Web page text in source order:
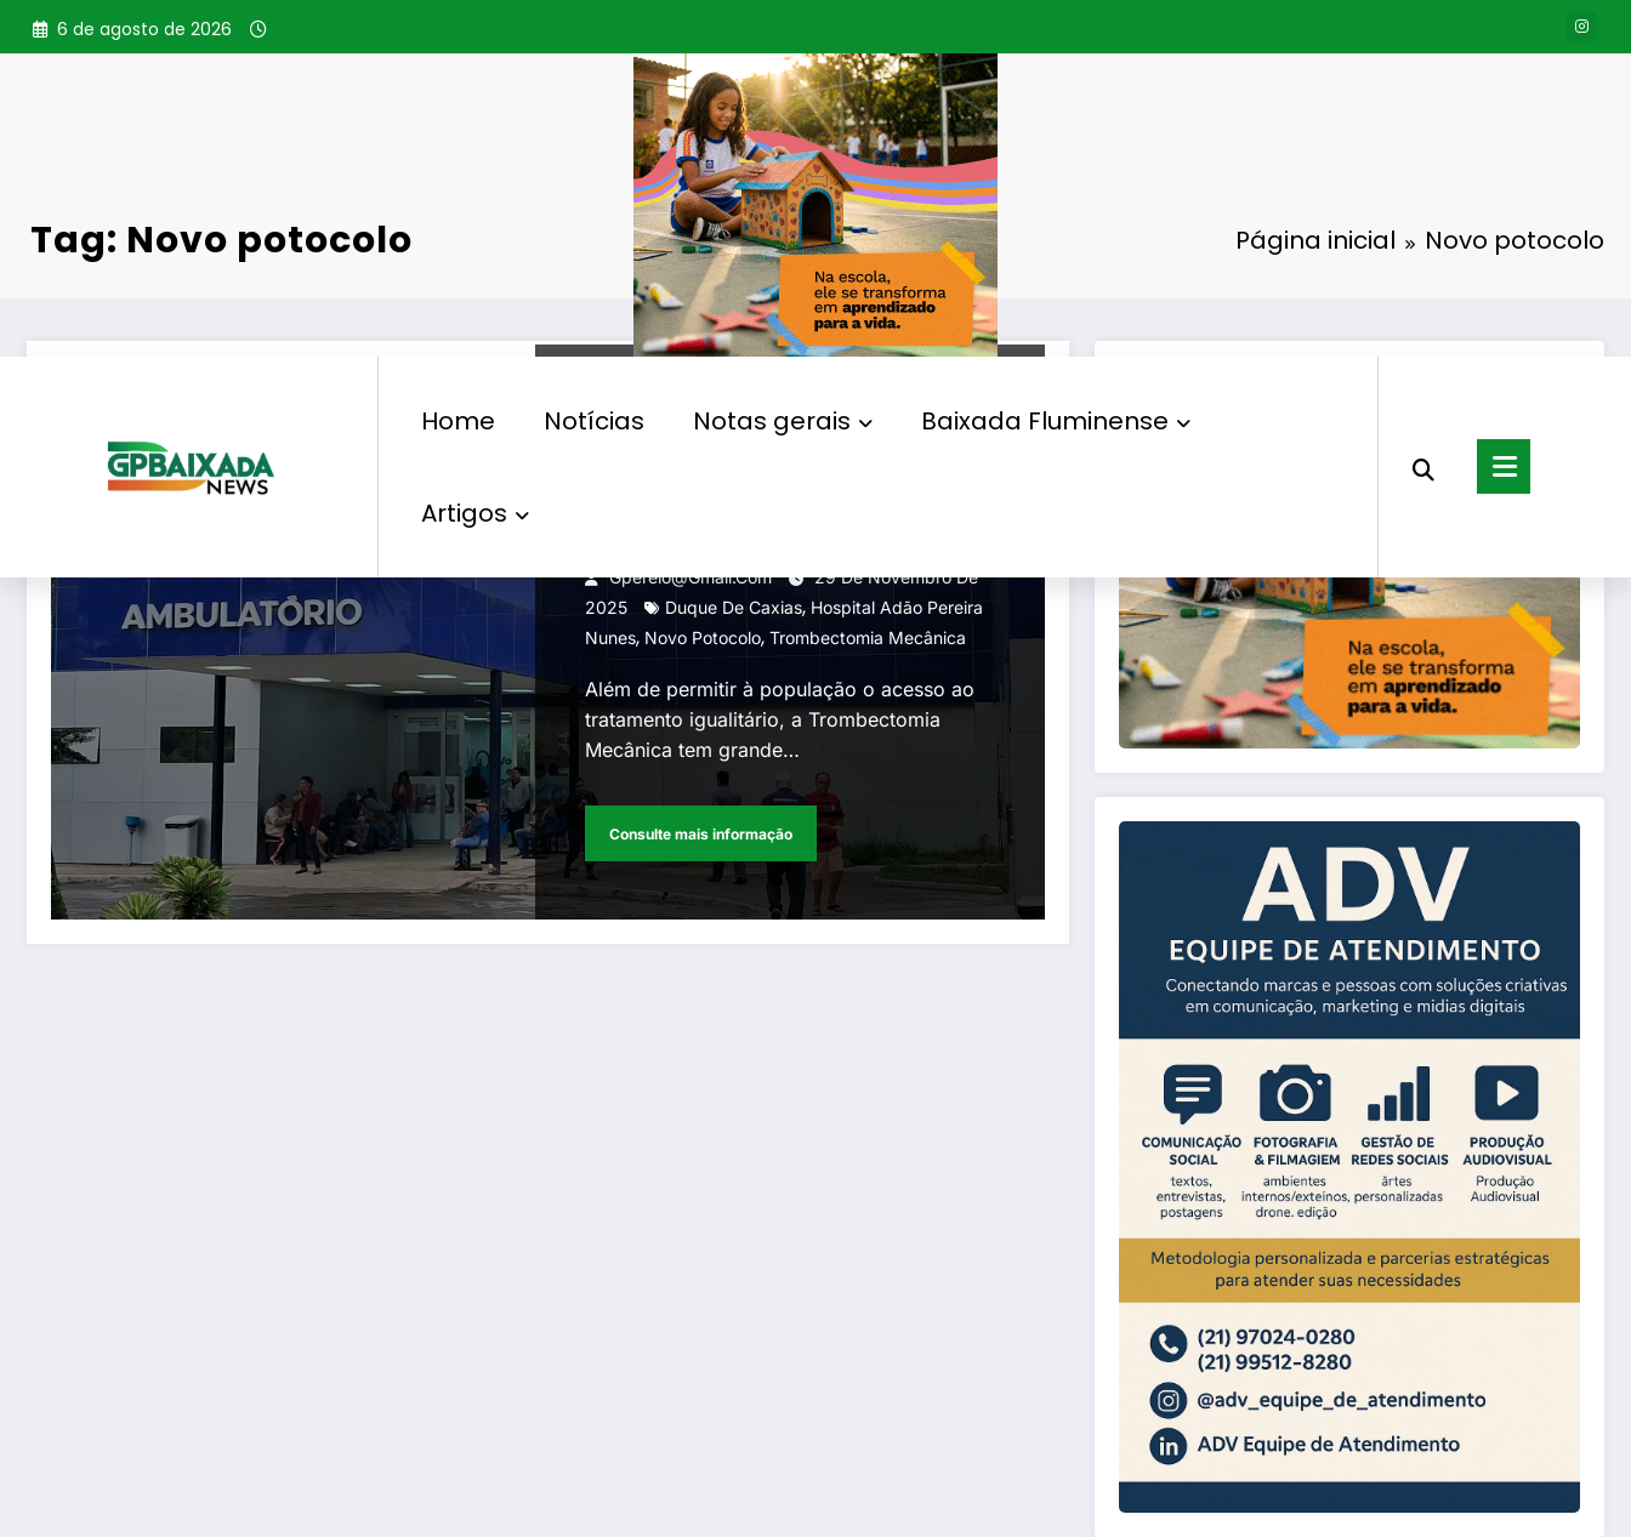
Pular
para
6 de agosto de 2026
Home Notícias Notas gerais Baixada Fluminense
Artigos
Tag: Novo potocolo Página inicial Novo potocolo
Hospital Adão Pereira Nunes
protocolo de tratamento do
acidente Vascular celebra
isquêmico
Gperelo@gmail.com
29 De Novembro De
2025
Duque De Caxias, Hospital Adão Pereira
Nunes, Novo Potocolo,Trombectomia Mecânica
Além de permitir à população o acesso ao
tratamento igualitário, a Trombectomia
Mecânica tem grande…
Consulte mais informação